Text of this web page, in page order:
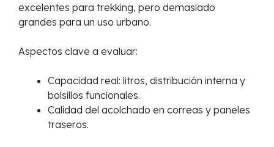
excelentes para trekking, pero demasiado
grandes para un uso urbano.
Aspectos clave a evaluar:
Capacidad real: litros, distribución interna y
bolsillos funcionales.
Calidad del acolchado en correas y paneles
traseros.